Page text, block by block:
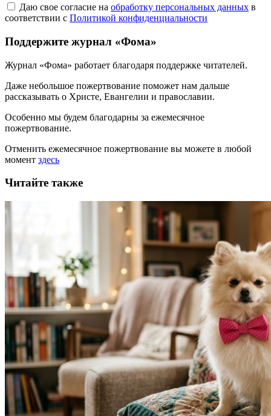
Даю свое согласие на обработку персональных данных в
соответствии с Политикой конфиденциальности
Поддержите журнал «Фома»
Журнал «Фома» работает благодаря поддержке читателей.
Даже небольшое пожертвование поможет нам дальше
рассказывать о Христе, Евангелии и православии.
Особенно мы будем благодарны за ежемесячное
пожертвование.
Отменить ежемесячное пожертвование вы можете в любой
момент здесь
Читайте также